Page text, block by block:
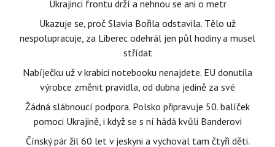
Ukrajinci frontu drží a nehnou se ani o metr
Ukazuje se, proč Slavia Bořila odstavila. Tělo už
nespolupracuje, za Liberec odehrál jen půl hodiny a musel
střídat
Nabíječku už v krabici notebooku nenajdete. EU donutila
výrobce změnit pravidla, od dubna jedině za své
Žádná slábnoucí podpora. Polsko připravuje 50. balíček
pomoci Ukrajině, i když se s ní hádá kvůli Banderovi
Čínský pár žil 60 let v jeskyni a vychoval tam čtyři děti.